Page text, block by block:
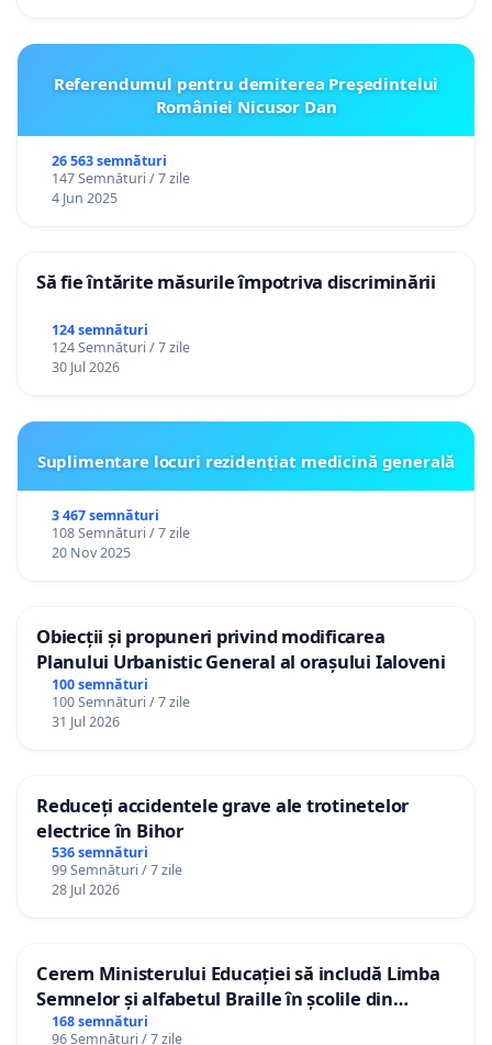
Referendumul pentru demiterea Preşedintelui
României Nicusor Dan
26 563 semnături
147 Semnături / 7 zile
4 Jun 2025
Să fie întărite măsurile împotriva discriminării
124 semnături
124 Semnături / 7 zile
30 Jul 2026
Suplimentare locuri rezidențiat medicină generală
3 467 semnături
108 Semnături / 7 zile
20 Nov 2025
Obiecții și propuneri privind modificarea
Planului Urbanistic General al orașului Ialoveni
100 semnături
100 Semnături / 7 zile
31 Jul 2026
Reduceți accidentele grave ale trotinetelor
electrice în Bihor
536 semnături
99 Semnături / 7 zile
28 Jul 2026
Cerem Ministerului Educației să includă Limba
Semnelor și alfabetul Braille în școlile din
Republica Moldova!
168 semnături
96 Semnături / 7 zile